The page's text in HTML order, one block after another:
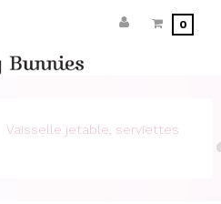
0
Vaisselle jetable, serviettes